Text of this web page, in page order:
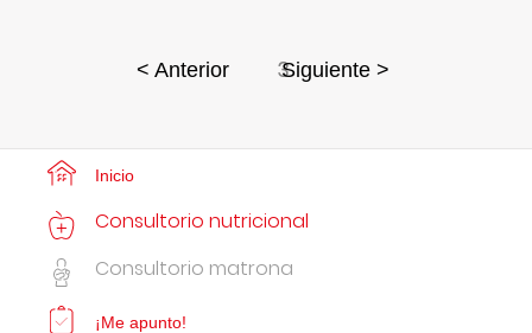
< Anterior 3Siguiente >
Inicio
Consultorio nutricional
Consultorio matrona
¡Me apunto!